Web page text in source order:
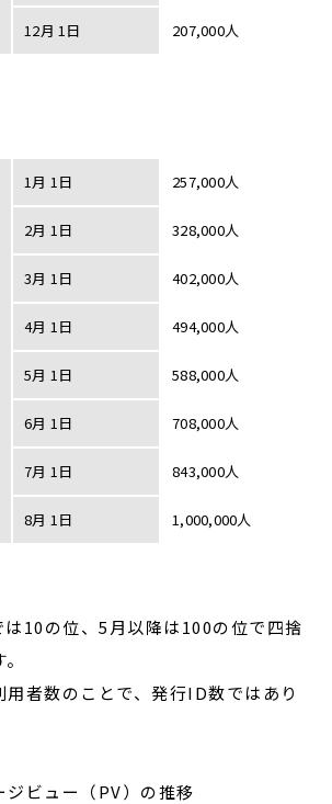
12月 1日 207,000人
1月 1日 257,000人
2月 1日 328,000人
3月 1日 402,000人
4月 1日 494,000人
5月 1日 588,000人
6月 1日 708,000人
7月 1日 843,000人
8月 1日 1,000,000人
10の位、5月以降は100の位で四捨
用者数のことで、発行ID数ではあり
ビュー（PV）の推移